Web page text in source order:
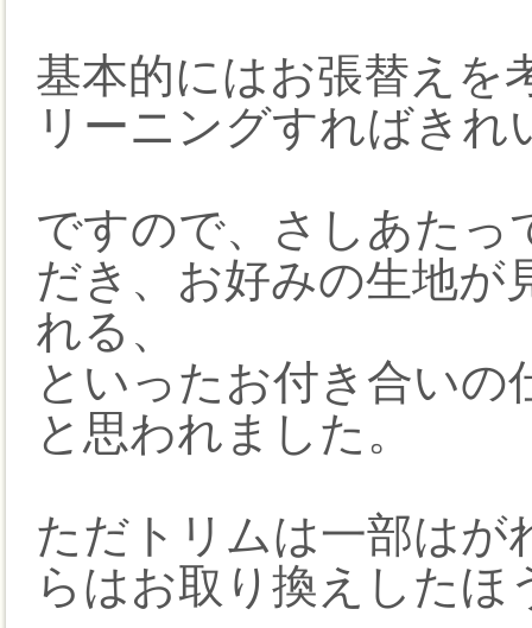
基本的にはお張替えを
リーニングすればき
ですので、さしあたっ
だき、お好みの生地が
れる、
といったお付き合い
と思われました。
ただトリムは一部はが
らはお取り換えした